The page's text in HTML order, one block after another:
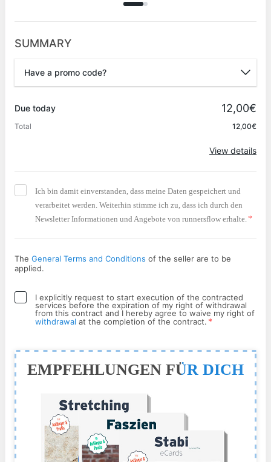
SUMMARY
Have a promo code?
Due today 12,00€
Total 12,00€
View details
Ich bin damit einverstanden, dass meine Daten gespeichert und
verarbeitet werden. Weiterhin stimme ich zu, dass ich durch den
Newsletter Informationen und Angebote von runnersflow erhalte. *
The General Terms and Conditions of the seller are to be
applied.
I explicitly request to start execution of the contracted
services before the expiration of my right of withdrawal
from this contract and I hereby agree to waive my right of
withdrawal at the completion of the contract. *
EMPFEHLUNGEN FÜR DICH